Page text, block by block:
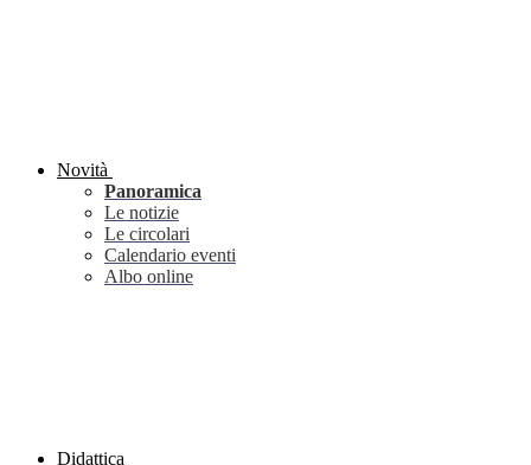
Novità
Panoramica
Le notizie
Le circolari
Calendario eventi
Albo online
Didattica